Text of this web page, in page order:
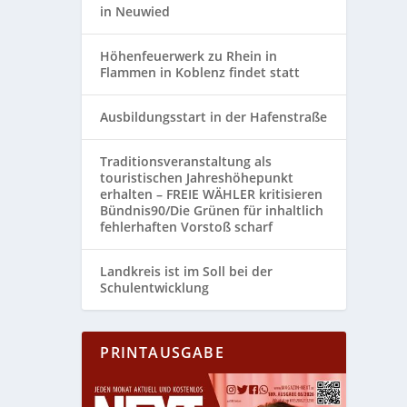
in Neuwied
Höhenfeuerwerk zu Rhein in
Flammen in Koblenz findet statt
Ausbildungsstart in der Hafenstraße
Traditionsveranstaltung als
touristischen Jahreshöhepunkt
erhalten – FREIE WÄHLER kritisieren
Bündnis90/Die Grünen für inhaltlich
fehlerhaften Vorstoß scharf
Landkreis ist im Soll bei der
Schulentwicklung
PRINTAUSGABE